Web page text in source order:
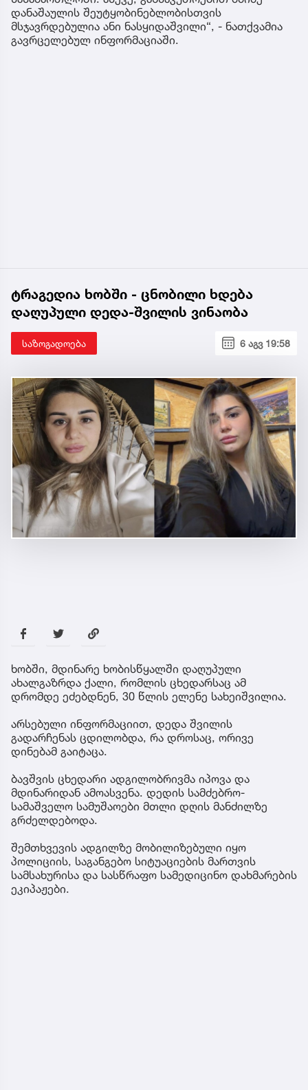
დანაშაულის შეუტყობინებლობისთვის
მსჯავრდებულია ანი ნასყიდაშვილი“, - ნათქვამია
გავრცელებულ ინფორმაციაში.
ტრაგედია ხობში - ცნობილი ხდება
დაღუპული დედა-შვილის ვინაობა
საზოგადოება 6 აგვ 19:58
ხობში, მდინარე ხობისწყალში დაღუპული
ახალგაზრდა ქალი, რომლის ცხედარსაც ამ
დრომდე ეძებდნენ, 30 წლის ელენე სახეიშვილია.
არსებული ინფორმაციით, დედა შვილის
გადარჩენას ცდილობდა, რა დროსაც, ორივე
დინებამ გაიტაცა.
ბავშვის ცხედარი ადგილობრივმა იპოვა და
მდინარიდან ამოასვენა. დედის სამძებრო-
სამაშველო სამუშაოები მთლი დღის მანძილზე
გრძელდებოდა.
შემთხვევის ადგილზე მობილიზებული იყო
პოლიციის, საგანგებო სიტუაციების მართვის
სამსახურისა და სასწრაფო სამედიცინო დახმარების
ეკიპაჟები.